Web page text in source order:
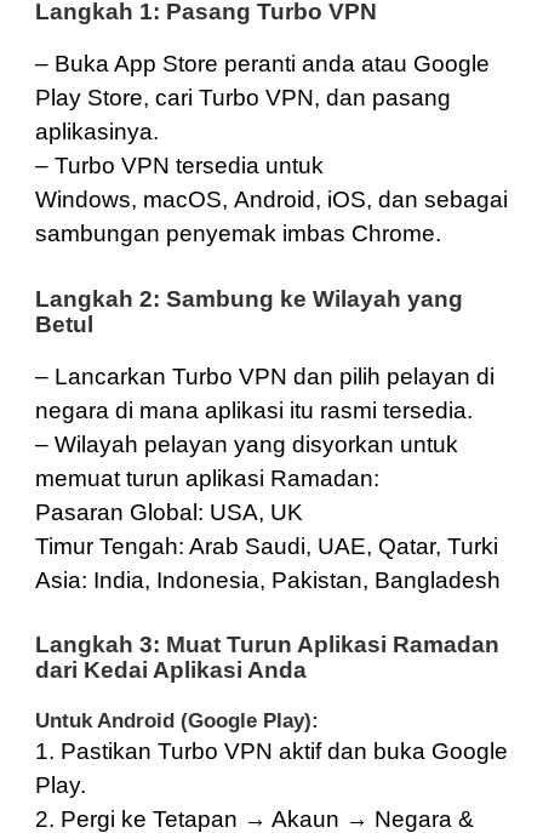
Langkah 1: Pasang Turbo VPN
– Buka App Store peranti anda atau Google
Play Store, cari Turbo VPN, dan pasang
aplikasinya.
– Turbo VPN tersedia untuk
Windows, macOS, Android, iOS, dan sebagai
sambungan penyemak imbas Chrome.
Langkah 2: Sambung ke Wilayah yang
Betul
– Lancarkan Turbo VPN dan pilih pelayan di
negara di mana aplikasi itu rasmi tersedia.
– Wilayah pelayan yang disyorkan untuk
memuat turun aplikasi Ramadan:
Pasaran Global: USA, UK
Timur Tengah: Arab Saudi, UAE, Qatar, Turki
Asia: India, Indonesia, Pakistan, Bangladesh
Langkah 3: Muat Turun Aplikasi Ramadan
dari Kedai Aplikasi Anda
Untuk Android (Google Play):
1. Pastikan Turbo VPN aktif dan buka Google
Play.
2. Pergi ke Tetapan → Akaun → Negara &